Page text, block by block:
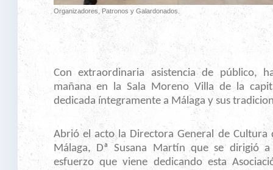
Organizadores, Patronos y Galardonados.
Con extraordinaria asistencia de público,
mañana en la Sala Moreno Villa de la
dedicada íntegramente a Málaga y sus
Abrió el acto la Directora General de Cultura
Málaga, Dª Susana Martín que se dirigió
esfuerzo que viene dedicando esta